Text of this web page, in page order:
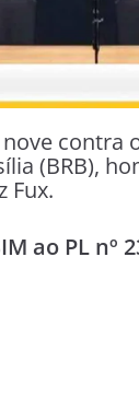
contra
(BRB),
Fux.
ao PL nº